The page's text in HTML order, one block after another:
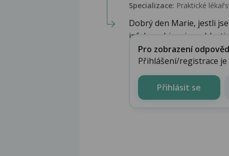
Specializace: Praktické
Dobrý den Marie, jestli
infekce objevuje v oblasti ...
Pro zobrazení
Přihlášení/registrace
Přihlásit se